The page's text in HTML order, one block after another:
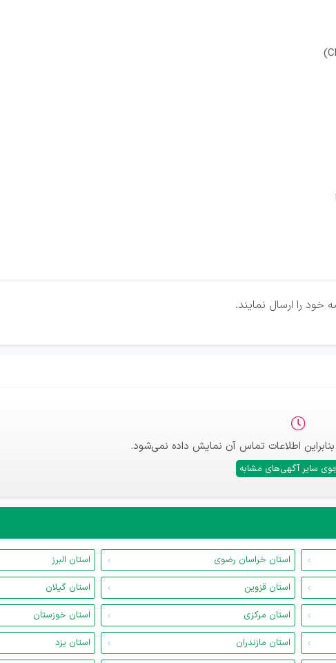
را ارسال نمایند.
اطلاعات تماس آن نمایش داده نمی‌شود.
سایر آگهی‌های مشابه
استان خراسان رضوی
استان البرز
استان قزوین
استان گیلان
استان مرکزی
استان خوزستان
استان مازندران
استان یزد